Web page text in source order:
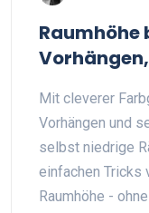
Raumhöhe
Mit cleverer
Vorhängen und
selbst niedrige
einfachen Tricks
Raumhöhe -